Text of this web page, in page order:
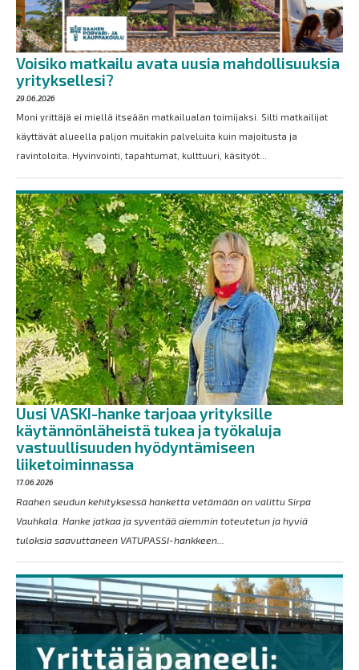
Voisiko matkailu avata uusia mahdollisuuksia
yrityksellesi?
29.06.2026
Moni yrittäjä ei miellä itseään matkailualan toimijaksi. Silti matkailijat
käyttävät alueella paljon muitakin palveluita kuin majoitusta ja
ravintoloita. Hyvinvointi, tapahtumat, kulttuuri, käsityöt...
Uusi VASKI-hanke tarjoaa yrityksille
käytännönläheistä tukea ja työkaluja
vastuullisuuden hyödyntämiseen
liiketoiminnassa
17.06.2026
Raahen seudun kehityksessä hanketta vetämään on valittu Sirpa
Vauhkala. Hanke jatkaa ja syventää aiemmin toteutetun ja hyviä
tuloksia saavuttaneen VATUPASSI-hankkeen...